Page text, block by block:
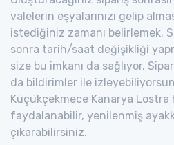
valelerin eşyalarınızı gelip
istediğiniz zamanı belirlemek.
sonra tarih/saat değişikliği
size bu imkanı da sağlıyor.
da bildirimler ile
Küçükçekmece Kanarya
faydalanabilir, yenilenmiş
çıkarabilirsiniz.